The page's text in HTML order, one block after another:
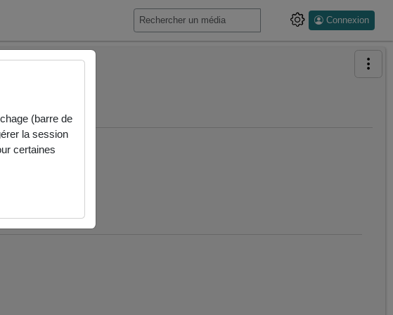
Connexion
(barre de
la session
certaines